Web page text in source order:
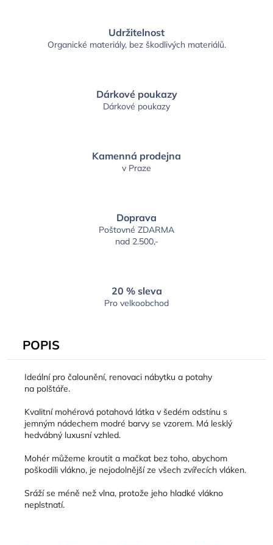
Udržitelnost
Organické materiály, bez škodlivých materiálů.
Dárkové poukazy
Dárkové poukazy
Kamenná prodejna
v Praze
Doprava
Poštovné ZDARMA
nad 2.500,-
20 % sleva
Pro velkoobchod
POPIS
Ideální pro čalounění, renovaci nábytku a potahy
na polštáře.
Kvalitní mohérová potahová látka v šedém odstínu s
jemným nádechem modré barvy se vzorem. Má lesklý
hedvábný luxusní vzhled.
Mohér můžeme kroutit a mačkat bez toho, abychom
poškodili vlákno, je nejodolnější ze všech zvířecích vláken.
Sráží se méně než vlna, protože jeho hladké vlákno
neplstnatí.